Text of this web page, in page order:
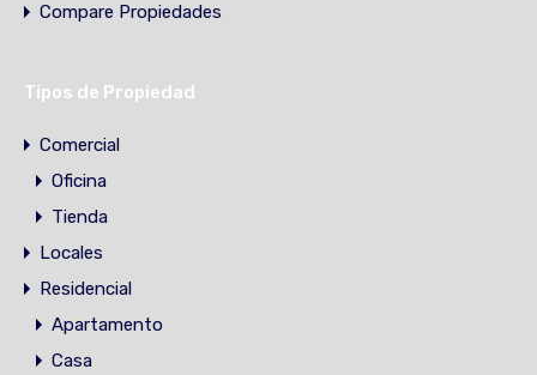
Compare Propiedades
Tipos de Propiedad
Comercial
Oficina
Tienda
Locales
Residencial
Apartamento
Casa